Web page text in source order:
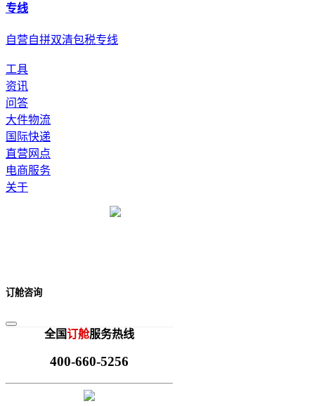
专线
自营自拼双清包税专线
工具
资讯
问答
大件物流
国际快递
直营网点
电商服务
关于
订舱咨询
全国订舱服务热线
400-660-5256